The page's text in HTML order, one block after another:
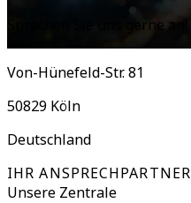
Sprechen Sie uns gerne an!
Von-Hünefeld-Str. 81
50829 Köln
Deutschland
IHR ANSPRECHPARTNER
Unsere Zentrale